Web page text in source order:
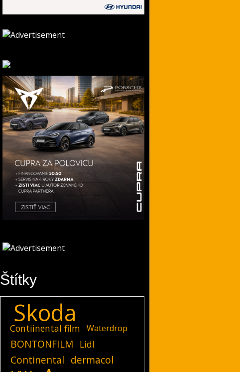
Štítky
Skoda
Contiinental film Waterdrop
BONTONFILM Lidl
Continental dermacol